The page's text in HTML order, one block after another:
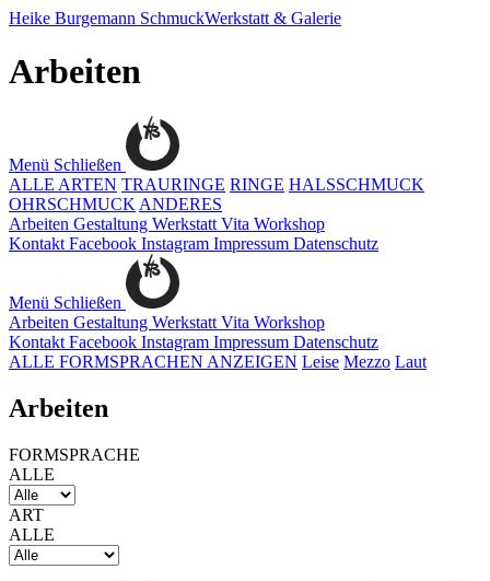
Heike Burgemann SchmuckWerkstatt & Galerie
Arbeiten
Menü Schließen
ALLE ARTEN TRAURINGE RINGE HALSSCHMUCK
OHRSCHMUCK ANDERES
Arbeiten Gestaltung Werkstatt Vita Workshop
Kontakt Facebook Instagram Impressum Datenschutz
Menü Schließen
Arbeiten Gestaltung Werkstatt Vita Workshop
Kontakt Facebook Instagram Impressum Datenschutz
ALLE FORMSPRACHEN ANZEIGEN Leise Mezzo Laut
Arbeiten
FORMSPRACHE
ALLE
ART
ALLE